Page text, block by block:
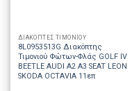
ΔΙΑΚΟΠΤΕΣ ΤΙΜΟΝΙΟΥ
8L0953513G Διακόπτης
Τιμονιού Φώτων-Φλάς GOLF IV
BEETLE AUDI A2 A3 SEAT LEON
SKODA OCTAVIA 11επ